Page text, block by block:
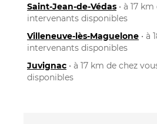
Saint-Jean-de-Védas • à 17
intervenants disponibles
Villeneuve-lès-Maguelone • à
intervenants disponibles
Juvignac • à 17 km de chez
disponibles